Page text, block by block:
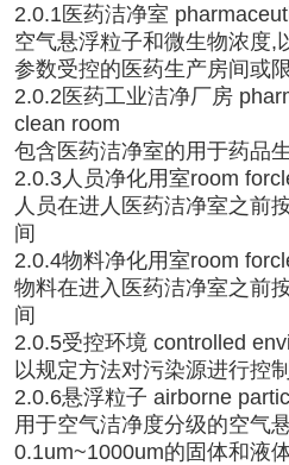
2.0.1医药洁净室
空气悬浮粒子和微生物浓度,
参数受控的医药生产房间或
2.0.2医药工业洁净厂房
clean room
包含医药洁净室的用于药品
2.0.3人员净化用室room
人员在进人医药洁净室之前
间
2.0.4物料净化用室room
物料在进入医药洁净室之前
间
2.0.5受控环境 controlled
以规定方法对污染源进行控
2.0.6悬浮粒子 airborne
用于空气洁净度分级的空气
0.1um~1000um的固体和液体